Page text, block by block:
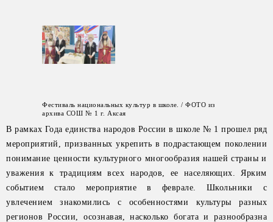
Фестиваль национальных культур в школе. / ФОТО из
архива СОШ № 1 г. Аксая
В рамках Года единства народов России в школе № 1 прошел ряд
мероприятий, призванных укрепить в подрастающем поколении
понимание ценности культурного многообразия нашей страны и
уважения к традициям всех народов, ее населяющих. Ярким
событием стало мероприятие в феврале. Школьники с
увлечением знакомились с особенностями культуры разных
регионов России, осознавая, насколько богата и разнообразна